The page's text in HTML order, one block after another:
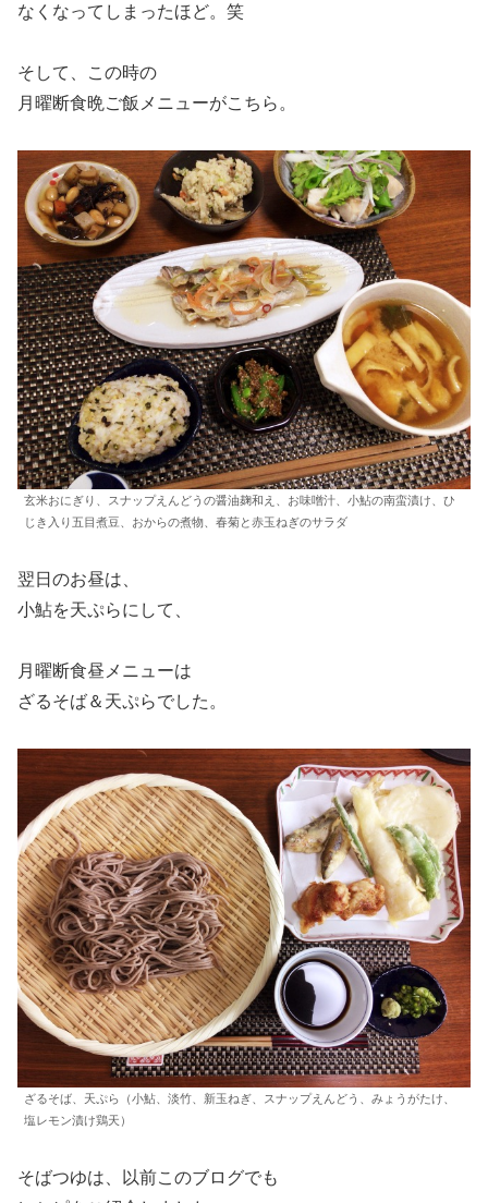
なくなってしまったほど。笑
そして、この時の
月曜断食晩ご飯メニューがこちら。
玄米おにぎり、スナップえんどうの醤油麹和え、お味噌汁、小鮎の南蛮漬け、ひ
じき入り五目煮豆、おからの煮物、春菊と赤玉ねぎのサラダ
翌日のお昼は、
小鮎を天ぷらにして、
月曜断食昼メニューは
ざるそば＆天ぷらでした。
ざるそば、天ぷら（小鮎、淡竹、新玉ねぎ、スナップえんどう、みょうがたけ、
塩レモン漬け鶏天）
そばつゆは、以前このブログでも